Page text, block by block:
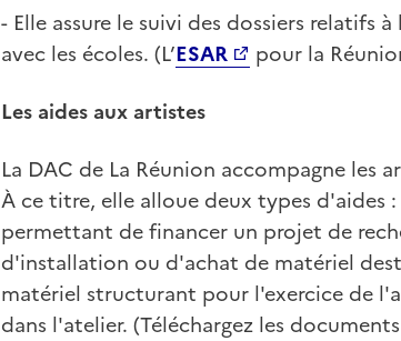
- Elle assure le suivi des dossiers relatifs
avec les écoles. (L’ESAR
pour la
Les aides aux artistes
La DAC de La Réunion accompagne les
À ce titre, elle alloue deux types
permettant de financer un projet de
d'installation ou d'achat de matériel
matériel structurant pour l'exercice de
dans l'atelier. (Téléchargez les